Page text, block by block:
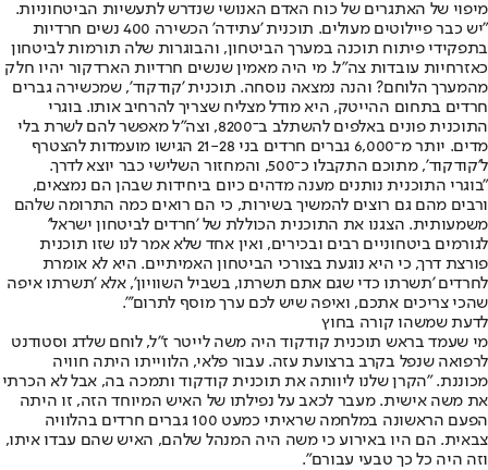
מיפוי של האתגרים של כוח האדם האנושי שנדרש לתעשיות הביטחוניות.
"יש כבר פיילוטים מעולים. תוכנית 'עתידה' הכשירה 400 נשים חרדיות
בתפקידי פיתוח תוכנה במערך הביטחון, והבוגרות שלה תורמות לביטחון
כאזרחיות עובדות צה"ל. מי היה מאמין שנשים חרדיות הארדקור יהיו חלק
מהמערך הלוחם? והנה נמצאה נוסחה. תוכנית 'קודקוד', שמכשירה גברים
חרדים בתחום ההייטק, היא מודל מצליח שצריך להרחיב אותו. בוגרי
התוכנית פונים באלפים להשתלב ב־8200, וצה"ל מאפשר להם לשרת בלי
מדים. יותר מ־6,000 גברים חרדים בני 21-28 הגישו מועמדות להצטרף
ל'קודקוד', מתוכם התקבלו כ־500, והמחזור השלישי כבר יוצא לדרך.
"בוגרי התוכנית נותנים מענה מדהים כיום ביחידות שבהן הם נמצאים,
ורבים מהם גם רוצים להמשיך בשירות, כי הם רואים כמה התרומה שלהם
משמעותית. הצגנו את התוכנית הכוללת של 'חרדים לביטחון ישראל'
לגורמים ביטחוניים רבים ובכירים, ואין אחד שלא אמר לנו שזו תוכנית
פורצת דרך, כי היא נוגעת בצורכי הביטחון האמיתיים. היא לא אומרת
לחרדים 'תשרתו כדי שגם אתם תשרתו, בשביל השוויון', אלא 'תשרתו איפה
שהכי צריכים אתכם, ואיפה שיש לכם ערך מוסף לתרום'".
לדעת שמשהו קורה בחוץ
מי שעמד בראש תוכנית קודקוד היה משה לייטר ז"ל, לוחם שלדג וסטודנט
לרפואה שנפל בקרב ברצועת עזה. עבור פלאי, הלווייתו היתה חוויה
מכוננת. "הקרן שלנו ליוותה את תוכנית קודקוד ותמכה בה, אבל לא הכרתי
את משה אישית. מעבר לכאב על נפילתו של האיש המיוחד הזה, זו היתה
הפעם הראשונה במלחמה שראיתי כמעט 100 גברים חרדים בהלוויה
צבאית. הם היו באירוע כי משה היה המנהל שלהם, האיש שהם עבדו איתו,
וזה היה כל כך טבעי עבורם".